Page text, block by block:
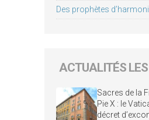
Des prophètes
ACTUALITÉS
Sacres de la
Pie X : le
décret